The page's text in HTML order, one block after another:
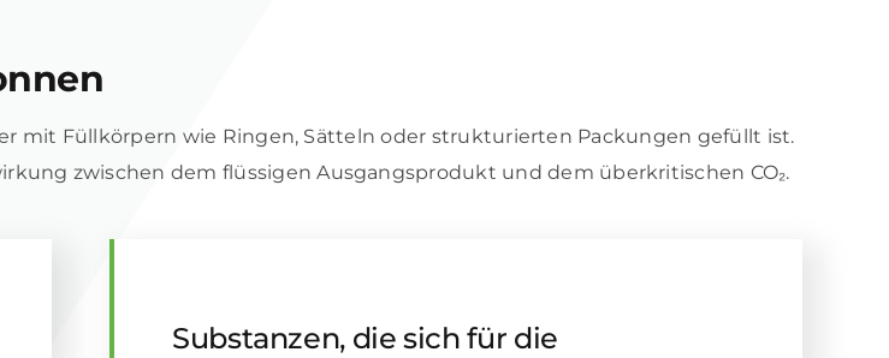
mit Füllkörpern wie Ringen, Sätteln oder strukturierten Packungen gefüllt ist.
zwischen dem flüssigen Ausgangsprodukt und dem überkritischen CO₂.
Substanzen, die sich für die